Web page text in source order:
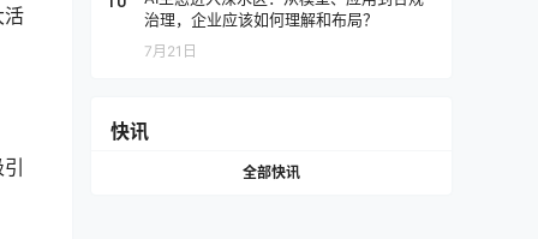
活
治理，企业应该如何理解和布局？
7月21日
快讯
全部快讯